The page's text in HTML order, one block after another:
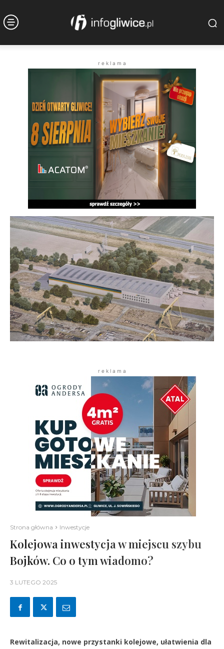
r e k l a m a
r e k l a m a
Strona główna Inwestycje
Kolejowa inwestycja w miejscu szybu
Bojków. Co o tym wiadomo?
3 LUTEGO 2025
Rewitalizacja, nowe przystanki kolejowe, ułatwienia dla